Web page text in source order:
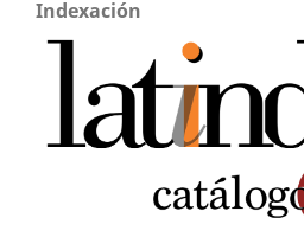
Indexación